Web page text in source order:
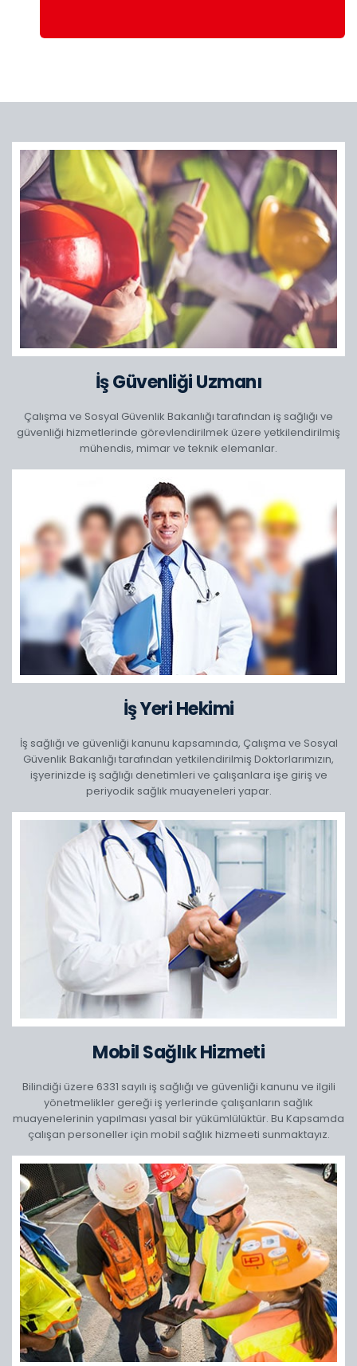
İş Güvenliği Uzmanı
Çalışma ve Sosyal Güvenlik Bakanlığı tarafından iş sağlığı ve
güvenliği hizmetlerinde görevlendirilmek üzere yetkilendirilmiş
mühendis, mimar ve teknik elemanlar.
İş Yeri Hekimi
İş sağlığı ve güvenliği kanunu kapsamında, Çalışma ve Sosyal
Güvenlik Bakanlığı tarafından yetkilendirilmiş Doktorlarımızın,
işyerinizde iş sağlığı denetimleri ve çalışanlara işe giriş ve
periyodik sağlık muayeneleri yapar.
Mobil Sağlık Hizmeti
Bilindiği üzere 6331 sayılı iş sağlığı ve güvenliği kanunu ve ilgili
yönetmelikler gereği iş yerlerinde çalışanların sağlık
muayenelerinin yapılması yasal bir yükümlülüktür. Bu Kapsamda
çalışan personeller için mobil sağlık hizmeeti sunmaktayız.